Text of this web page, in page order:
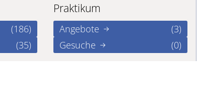
(186)
(35)
Praktikum
Angebote
(3)
Gesuche
(0)